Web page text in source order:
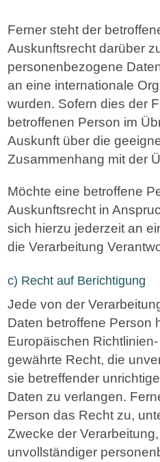
Ferner steht der
Auskunftsrecht darüber
personenbezogene
an eine internationale
wurden. Sofern dies der
betroffenen Person im
Auskunft über die
Zusammenhang mit der
Möchte eine betroffene
Auskunftsrecht in
sich hierzu jederzeit an
die Verarbeitung
c) Recht auf Berichtigung
Jede von der
Daten betroffene Person
Europäischen
gewährte Recht, die
sie betreffender
Daten zu verlangen.
Person das Recht zu,
Zwecke der
unvollständiger